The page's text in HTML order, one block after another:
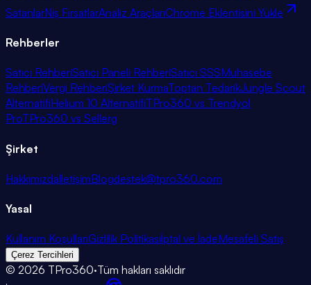
SatanlarNiş FırsatlarAnaliz AraçlarıChrome Eklentisini Yükle
Rehberler
Satıcı RehberiSatıcı Paneli RehberiSatıcı SSSMuhasebe
RehberiVergi RehberiŞirket KurmaToptan TedarikJungle Scout
AlternatifiHelium 10 AlternatifiTPro360 vs Trendyol
ProTPro360 vs Sellerg
Şirket
HakkımızdaİletişimBlogdestek@tpro360.com
Yasal
Kullanım KoşullarıGizlilik Politikasıİptal ve İadeMesafeli Satış
Çerez Tercihleri
© 2026 TPro360·Tüm hakları saklıdır